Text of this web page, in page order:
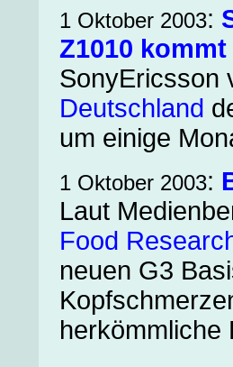
1 Oktober 2003:
Z1010
SonyEricsson
Deutschland
um einige
1 Oktober 2003:
Laut
Food
neuen G3
herkömmliche